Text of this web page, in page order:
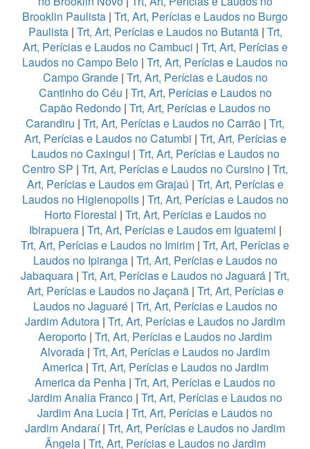
Brooklin Paulista | Trt, Art, Perícias e Laudos no Burgo
Paulista| Trt, Art, Perícias e Laudos no Butantã| Trt,
Art, Perícias e Laudos no Cambuci | Trt, Art, Perícias e
Laudos no Campo Belo | Trt, Art, Perícias e Laudos no
Campo Grande| Trt, Art, Perícias e Laudos no
Cantinho do Céu | Trt, Art, Perícias e Laudos no
Capão Redondo | Trt, Art, Perícias e Laudos no
Carandiru | Trt, Art, Perícias e Laudos no Carrão | Trt,
Art, Perícias e Laudos no Catumbi | Trt, Art, Perícias e
Laudos no Caxingui | Trt, Art, Perícias e Laudos no
Centro SP | Trt, Art, Perícias e Laudos no Cursino | Trt,
Art, Perícias e Laudos em Grajaú | Trt, Art, Perícias e
Laudos no Higienopolis| Trt, Art, Perícias e Laudos no
Horto Florestal | Trt, Art, Perícias e Laudos no
Ibirapuera| Trt, Art, Perícias e Laudos em Iguatemi |
Trt, Art, Perícias e Laudos no Imirim | Trt, Art, Perícias e
Laudos no Ipiranga| Trt, Art, Perícias e Laudos no
Jabaquara | Trt, Art, Perícias e Laudos no Jaguará | Trt,
Art, Perícias e Laudos no Jaçanã| Trt, Art, Perícias e
Laudos no Jaguaré| Trt, Art, Perícias e Laudos no
Jardim Adutora | Trt, Art, Perícias e Laudos no Jardim
Aeroporto | Trt, Art, Perícias e Laudos no Jardim
Alvorada | Trt, Art, Perícias e Laudos no Jardim
America| Trt, Art, Perícias e Laudos no Jardim
America da Penha | Trt, Art, Perícias e Laudos no
Jardim Analia Franco| Trt, Art, Perícias e Laudos no
Jardim Ana Lucia | Trt, Art, Perícias e Laudos no
Jardim Andaraí| Trt, Art, Perícias e Laudos no Jardim
Ângela| Trt, Art, Perícias e Laudos no Jardim